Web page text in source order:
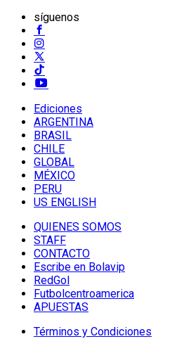
síguenos
Ediciones
ARGENTINA
BRASIL
CHILE
GLOBAL
MÉXICO
PERU
US ENGLISH
QUIENES SOMOS
STAFF
CONTACTO
Escribe en Bolavip
RedGol
Futbolcentroamerica
APUESTAS
Términos y Condiciones